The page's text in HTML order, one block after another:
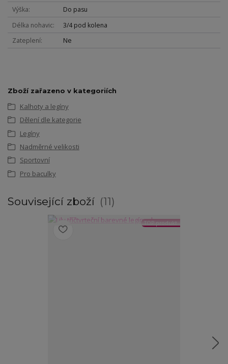
Výška
Do pasu
Délka nohavic
3/4 pod kolena
Zateplení
Ne
Zboží zařazeno v kategoriích
Kalhoty a legíny
Dělení dle kategorie
Legíny
Nadměrné velikosti
Sportovní
Pro baculky
Související zboží 11
TOP produkt